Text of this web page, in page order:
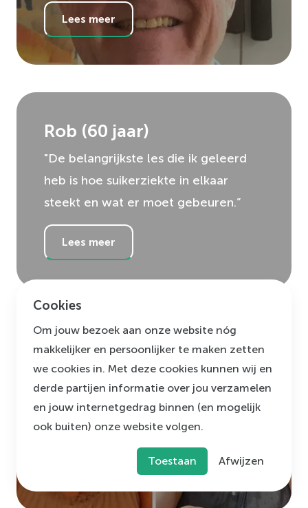
Lees meer
Rob (60 jaar)
"De belangrijkste les die ik geleerd
heb is hoe suikerziekte in elkaar
steekt en wat er moet gebeuren.”
Lees meer
Mary (65jaar)
"Mijn leven is in positieve zin
veranderd en daar ben ik dankbaar
voor.”
Cookies
Om jouw bezoek aan onze website nóg
makkelijker en persoonlijker te maken zetten
we cookies in. Met deze cookies kunnen wij en
derde partijen informatie over jou verzamelen
en jouw internetgedrag binnen (en mogelijk
ook buiten) onze website volgen.
Toestaan Afwijzen